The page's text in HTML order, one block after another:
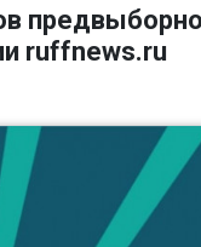
ruffnews.ru